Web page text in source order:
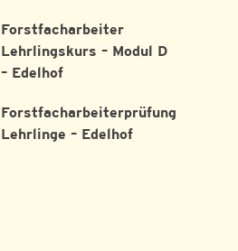
Forstfacharbeiter
Lehrlingskurs – Modul D
– Edelhof
Forstfacharbeiterprüfung
Lehrlinge – Edelhof